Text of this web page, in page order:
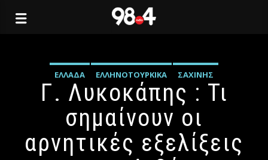
ΕΛΛΆΔΑ ΕΛΛΗΝΟΤΟΥΡΚΙΚΆ ΣΑΧΊΝΗΣ
Γ. Λυκοκάπης : Τι
σημαίνουν οι
αρνητικές εξελίξεις